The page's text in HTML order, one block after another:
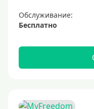
Обслуживание:
Бесплатно